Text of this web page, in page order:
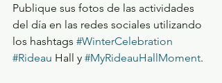
Publique sus fotos de las actividades
del día en las redes sociales utilizando
los hashtags #WinterCelebration
#Rideau Hall y #MyRideauHallMoment.